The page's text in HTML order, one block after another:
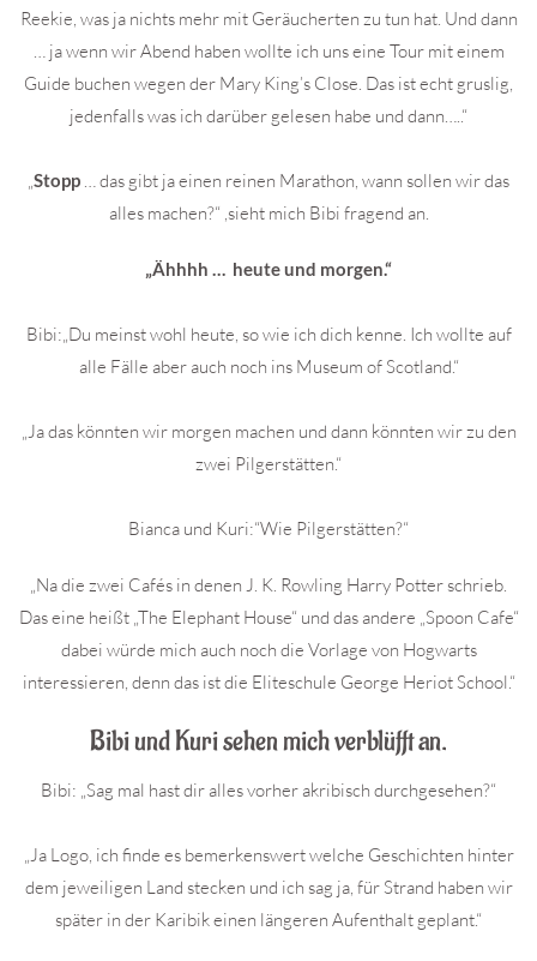
Reekie, was ja nichts mehr mit Geräucherten zu tun hat. Und dann
… ja wenn wir Abend haben wollte ich uns eine Tour mit einem
Guide buchen wegen der Mary King’s Close. Das ist echt gruslig,
jedenfalls was ich darüber gelesen habe und dann…..“
„Stopp … das gibt ja einen reinen Marathon, wann sollen wir das
alles machen?“ ,sieht mich Bibi fragend an.
„Ähhhh … heute und morgen.“
Bibi:„Du meinst wohl heute, so wie ich dich kenne. Ich wollte auf
alle Fälle aber auch noch ins Museum of Scotland.“
„Ja das könnten wir morgen machen und dann könnten wir zu den
zwei Pilgerstätten.“
Bianca und Kuri:“Wie Pilgerstätten?“
„Na die zwei Cafés in denen J. K. Rowling Harry Potter schrieb.
Das eine heißt „The Elephant House“ und das andere „Spoon Cafe“
dabei würde mich auch noch die Vorlage von Hogwarts
interessieren, denn das ist die Eliteschule George Heriot School.“
Bibi und Kuri sehen mich verblüfft an.
Bibi: „Sag mal hast dir alles vorher akribisch durchgesehen?“
„Ja Logo, ich finde es bemerkenswert welche Geschichten hinter
dem jeweiligen Land stecken und ich sag ja, für Strand haben wir
später in der Karibik einen längeren Aufenthalt geplant.“